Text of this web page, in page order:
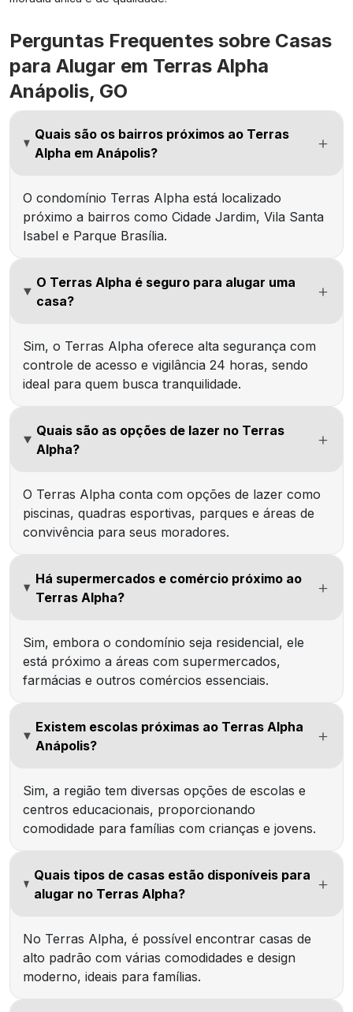
Perguntas Frequentes sobre Casas
para Alugar em Terras Alpha
Anápolis, GO
Quais são os bairros próximos ao Terras
Alpha em Anápolis?
O condomínio Terras Alpha está localizado
próximo a bairros como Cidade Jardim, Vila Santa
Isabel e Parque Brasília.
O Terras Alpha é seguro para alugar uma
casa?
Sim, o Terras Alpha oferece alta segurança com
controle de acesso e vigilância 24 horas, sendo
ideal para quem busca tranquilidade.
Quais são as opções de lazer no Terras
Alpha?
O Terras Alpha conta com opções de lazer como
piscinas, quadras esportivas, parques e áreas de
convivência para seus moradores.
Há supermercados e comércio próximo ao
Terras Alpha?
Sim, embora o condomínio seja residencial, ele
está próximo a áreas com supermercados,
farmácias e outros comércios essenciais.
Existem escolas próximas ao Terras Alpha
Anápolis?
Sim, a região tem diversas opções de escolas e
centros educacionais, proporcionando
comodidade para famílias com crianças e jovens.
Quais tipos de casas estão disponíveis para
alugar no Terras Alpha?
No Terras Alpha, é possível encontrar casas de
alto padrão com várias comodidades e design
moderno, ideais para famílias.